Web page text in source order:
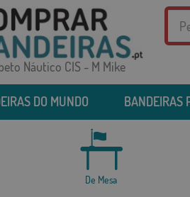
Náutico CIS - M Mike
DO MUNDO BANDEIRAS
De Mesa